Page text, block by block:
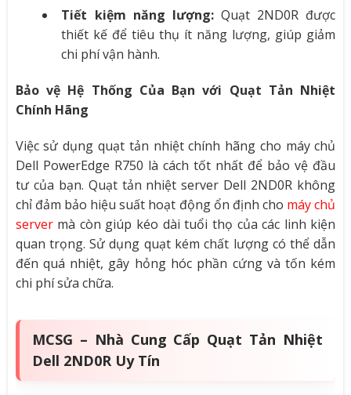
Tiết kiệm năng lượng:Quạt 2ND0R được
thiết kế để tiêu thụ ít năng lượng, giúp giảm
chi phí vận hành.
Bảo vệ Hệ Thống Của Bạn với Quạt Tản Nhiệt
Chính Hãng
Việc sử dụng quạt tản nhiệt chính hãng cho máy chủ
Dell PowerEdge R750 là cách tốt nhất để bảo vệ đầu
tư của bạn. Quạt tản nhiệt server Dell 2ND0R không
chỉ đảm bảo hiệu suất hoạt động ổn định cho máy chủ
servermà còn giúp kéo dài tuổi thọ của các linh kiện
quan trọng. Sử dụng quạt kém chất lượng có thể dẫn
đến quá nhiệt, gây hỏng hóc phần cứng và tốn kém
chi phí sửa chữa.
MCSG – Nhà Cung Cấp Quạt Tản Nhiệt
Dell 2ND0R Uy Tín